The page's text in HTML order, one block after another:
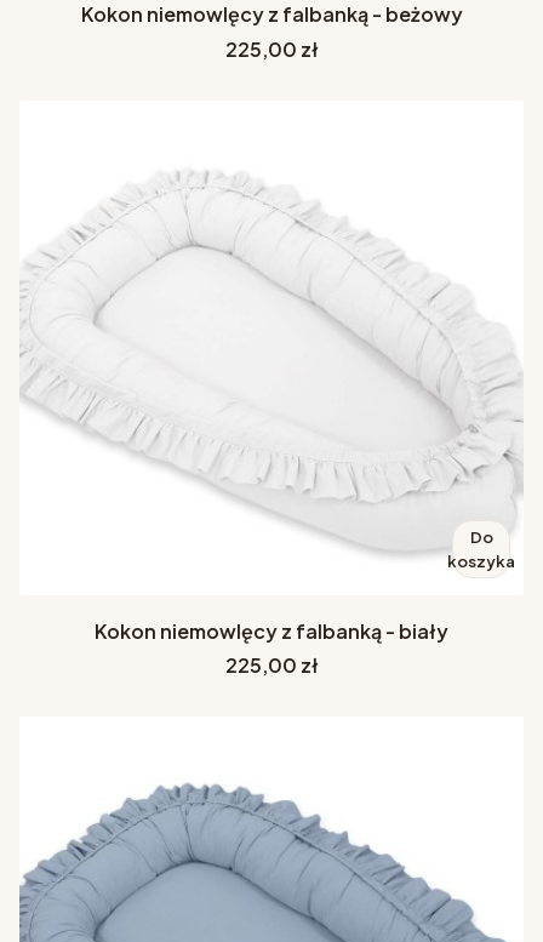
Kokon niemowlęcy z falbanką - beżowy
Cena
225,00 zł
Do
koszyka
Kokon niemowlęcy z falbanką - biały
Cena
225,00 zł